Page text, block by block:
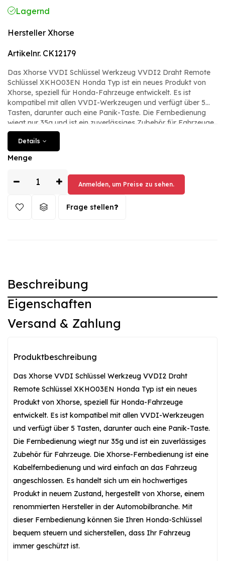
Lagernd
Hersteller Xhorse
Artikelnr. CK12179
Das Xhorse VVDI Schlüssel Werkzeug VVDI2 Draht Remote
Schlüssel XKHO03EN Honda Typ ist ein neues Produkt von
Xhorse, speziell für Honda-Fahrzeuge entwickelt. Es ist
kompatibel mit allen VVDI-Werkzeugen und verfügt über 5
Tasten, darunter auch eine Panik-Taste. Die Fernbedienung
wiegt nur 35g und ist ein zuverlässiges Zubehör für Fahrzeuge.
Die Xhorse-Fernbedienung ist eine Kabelfernbedienung und
wird einfach an das Fahrzeug angeschlossen. Es handelt sich
um ein hochwertiges Produkt in neuem Zustand, hergestellt
von Xhorse, einem renommierten Hersteller in der
Automobilbranche. Mit dieser Fernbedienung können Sie Ihren
Honda-Schlüssel bequem steuern und sicherstellen, dass Ihr
Fahrzeug immer geschützt ist.
Details
Menge
Anmelden, um Preise zu sehen.
Frage stellen
Beschreibung
Eigenschaften
Versand & Zahlung
Produktbeschreibung
Das Xhorse VVDI Schlüssel Werkzeug VVDI2 Draht
Remote Schlüssel XKHO03EN Honda Typ ist ein neues
Produkt von Xhorse, speziell für Honda-Fahrzeuge
entwickelt. Es ist kompatibel mit allen VVDI-Werkzeugen
und verfügt über 5 Tasten, darunter auch eine Panik-Taste.
Die Fernbedienung wiegt nur 35g und ist ein zuverlässiges
Zubehör für Fahrzeuge. Die Xhorse-Fernbedienung ist eine
Kabelfernbedienung und wird einfach an das Fahrzeug
angeschlossen. Es handelt sich um ein hochwertiges
Produkt in neuem Zustand, hergestellt von Xhorse, einem
renommierten Hersteller in der Automobilbranche. Mit
dieser Fernbedienung können Sie Ihren Honda-Schlüssel
bequem steuern und sicherstellen, dass Ihr Fahrzeug
immer geschützt ist.